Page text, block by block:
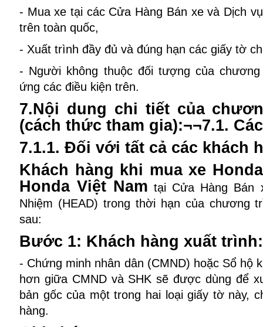
- Mua xe tại các Cửa Hàng Bán xe và Dịch
trên toàn quốc,
- Xuất trình đầy đủ và đúng hạn các giấy tờ
- Người không thuộc đối tượng của
ứng các điều kiện trên.
7.Nội dung chi tiết của
(cách thức tham gia):¬¬7.1.
7.1.1. Đối với tất cả các khách
Khách hàng khi mua xe
Honda Việt Nam tại Cửa Hàng Bán
Nhiệm (HEAD) trong thời hạn của chương
sau:
Bước 1: Khách hàng xuất trình:
- Chứng minh nhân dân (CMND) hoặc Sổ hộ
hơn giữa CMND và SHK sẽ được dùng để
bản gốc của một trong hai loại giấy tờ này,
hàng.